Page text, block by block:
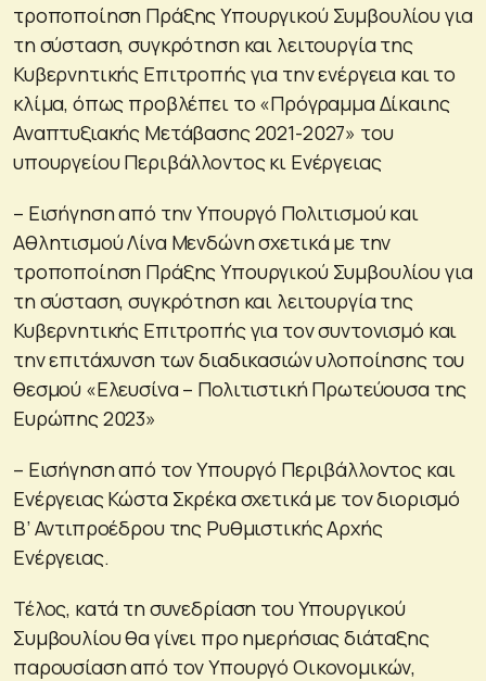
τροποποίηση Πράξης Υπουργικού Συμβουλίου για
τη σύσταση, συγκρότηση και λειτουργία της
Κυβερνητικής Επιτροπής για την ενέργεια και το
κλίμα, όπως προβλέπει το «Πρόγραμμα Δίκαιης
Αναπτυξιακής Μετάβασης 2021-2027» του
υπουργείου Περιβάλλοντος κι Ενέργειας
– Εισήγηση από την Υπουργό Πολιτισμού και
Αθλητισμού Λίνα Μενδώνη σχετικά με την
τροποποίηση Πράξης Υπουργικού Συμβουλίου για
τη σύσταση, συγκρότηση και λειτουργία της
Κυβερνητικής Επιτροπής για τον συντονισμό και
την επιτάχυνση των διαδικασιών υλοποίησης του
θεσμού «Ελευσίνα – Πολιτιστική Πρωτεύουσα της
Ευρώπης 2023»
– Εισήγηση από τον Υπουργό Περιβάλλοντος και
Ενέργειας Κώστα Σκρέκα σχετικά με τον διορισμό
Β’ Αντιπροέδρου της Ρυθμιστικής Αρχής
Ενέργειας.
Τέλος, κατά τη συνεδρίαση του Υπουργικού
Συμβουλίου θα γίνει προ ημερήσιας διάταξης
παρουσίαση από τον Υπουργό Οικονομικών,